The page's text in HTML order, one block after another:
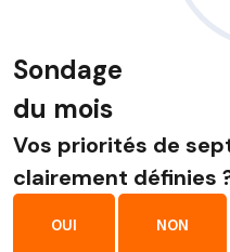
Sondage
du mois
Vos priorités de
clairement définies
OUI NON